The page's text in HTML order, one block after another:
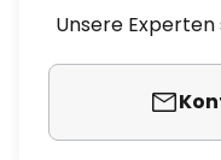
Unsere